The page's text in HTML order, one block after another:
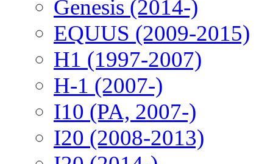
Genesis (2014-)
EQUUS (2009-2015)
H1 (1997-2007)
H-1 (2007-)
I10 (PA, 2007-)
I20 (2008-2013)